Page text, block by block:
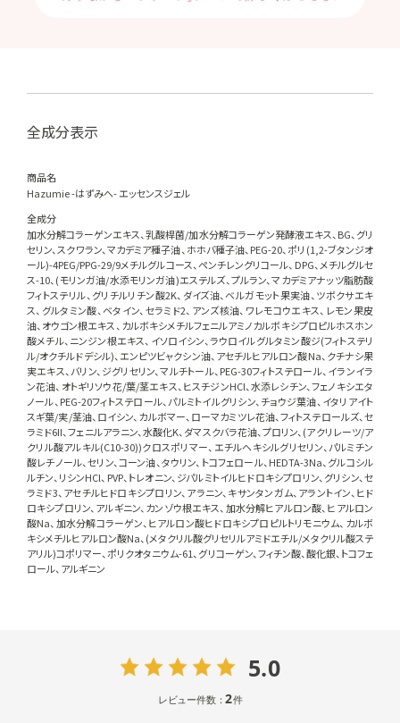
全成分表示
商品名
Hazumie -はずみへ- エッセンスジェル
全成分
加水分解コラーゲンエキス、乳酸桿菌/加水分解コラーゲン発酵液エキス、BG、グリ
セリン、スクワラン、マカデミア種子油、ホホバ種子油、PEG-20、ポリ(1,2-ブタンジオ
ール)-4PEG/PPG-29/9メチルグルコース、ペンチレングリコール、DPG、メチルグルセ
ス-10、(モリンガ油/水添モリンガ油)エステルズ、プルラン、マカデミアナッツ脂肪酸
フィトステリル、グリチルリチン酸2K、ダイズ油、ベルガモット果実油、ツボクサエキ
ス、グルタミン酸、ベタイン、セラミド2、アンズ核油、ワレモコウエキス、レモン果皮
油、オウゴン根エキス、カルボキシメチルフェニルアミノカルボキシプロピルホスホン
酸メチル、ニンジン根エキス、イソロイシン、ラウロイルグルタミン酸ジ(フィトステリ
ル/オクチルドデシル)、エンピツビャクシン油、アセチルヒアルロン酸Na、クチナシ果
実エキス、バリン、ジグリセリン、マルチトール、PEG-30フィトステロール、イランイラ
ン花油、オトギリソウ花/葉/茎エキス、ヒスチジンHCl、水添レシチン、フェノキシエタ
ノール、PEG-20フィトステロール、パルミトイルグリシン、チョウジ葉油、イタリアイト
スギ葉/実/茎油、ロイシン、カルボマー、ローマカミツレ花油、フィトステロールズ、セ
ラミド6II、フェニルアラニン、水酸化K、ダマスクバラ花油、プロリン、(アクリレーツ/ア
クリル酸アルキル(C10-30))クロスポリマー、エチルヘキシルグリセリン、パルミチン
酸レチノール、セリン、コーン油、タウリン、トコフェロール、HEDTA-3Na、グルコシル
ルチン、リシンHCl、PVP、トレオニン、ジパルミトイルヒドロキシプロリン、グリシン、セ
ラミド3、アセチルヒドロキシプロリン、アラニン、キサンタンガム、アラントイン、ヒド
ロキシプロリン、アルギニン、カンゾウ根エキス、加水分解ヒアルロン酸、ヒアルロン
酸Na、加水分解コラーゲン、ヒアルロン酸ヒドロキシプロピルトリモニウム、カルボ
キシメチルヒアルロン酸Na、(メタクリル酸グリセリルアミドエチル/メタクリル酸ステ
アリル)コポリマー、ポリクオタニウム-61、グリコーゲン、フィチン酸、酸化銀、トコフェ
ロール、アルギニン
5.0
レビュー件数：2件